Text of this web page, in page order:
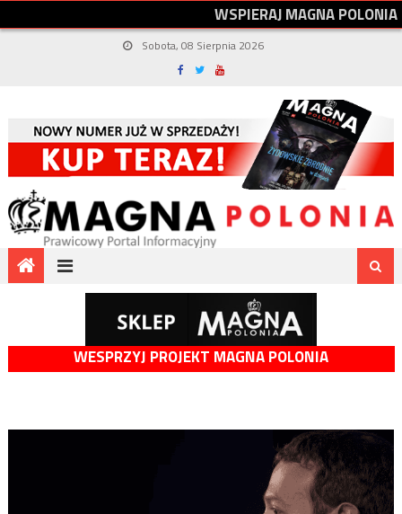
WSPIERAJMAGNAPOLONIA
Sobota, 08 Sierpnia 2026
WESPRZYJ PROJEKT MAGNA POLONIA